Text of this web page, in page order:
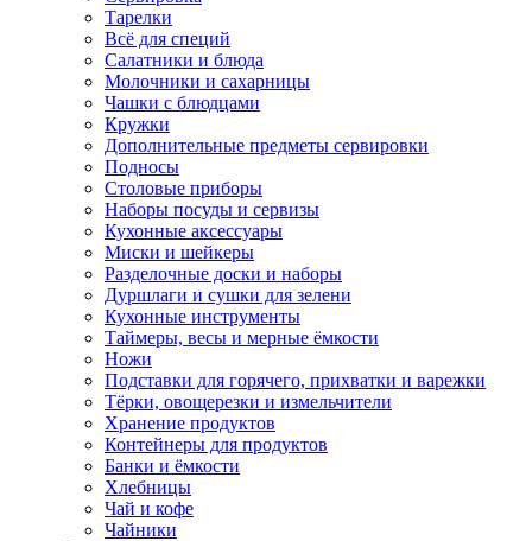
Тарелки
Всё для специй
Салатники и блюда
Молочники и сахарницы
Чашки с блюдцами
Кружки
Дополнительные предметы сервировки
Подносы
Столовые приборы
Наборы посуды и сервизы
Кухонные аксессуары
Миски и шейкеры
Разделочные доски и наборы
Дуршлаги и сушки для зелени
Кухонные инструменты
Таймеры, весы и мерные ёмкости
Ножи
Подставки для горячего, прихватки и варежки
Тёрки, овощерезки и измельчители
Хранение продуктов
Контейнеры для продуктов
Банки и ёмкости
Хлебницы
Чай и кофе
Чайники